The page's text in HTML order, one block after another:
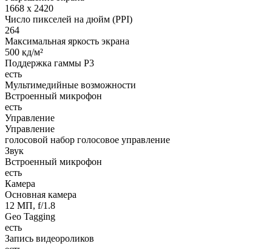
1668 x 2420
Число пикселей на дюйм (PPI)
264
Максимальная яркость экрана
500 кд/м²
Поддержка гаммы P3
есть
Мультимедийные возможности
Встроенный микрофон
есть
Управление
Управление
голосовой набор голосовое управление
Звук
Встроенный микрофон
есть
Камера
Основная камера
12 МП, f/1.8
Geo Tagging
есть
Запись видеороликов